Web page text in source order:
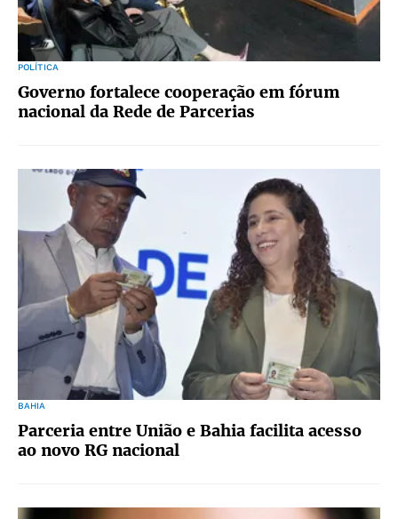
POLÍTICA
Governo fortalece cooperação em fórum
nacional da Rede de Parcerias
BAHIA
Parceria entre União e Bahia facilita acesso
ao novo RG nacional